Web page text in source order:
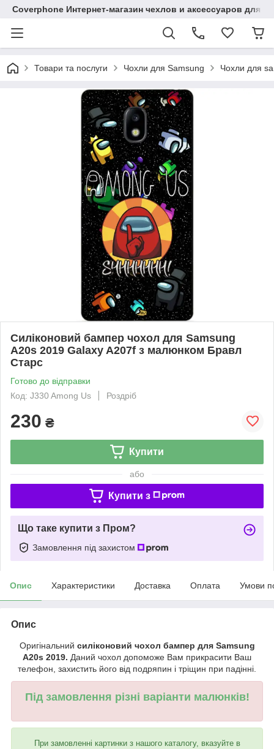
Coverphone Интернет-магазин чехлов и аксессуаров для
Товари та послуги Чохли для Samsung Чохли для
Силіконовий бампер чохол для Samsung
A20s 2019 Galaxy A207f з малюнком Бравл
Старс
Готово до відправки
Код: J330 Among Us
Роздріб
230 ₴
Купити
або
Купити з
Що таке купити з Пром?
Замовлення під захистом
Опис Характеристики Доставка Оплата Умови
Опис
Оригінальний силіконовий чохол бампер для Samsung
A20s 2019. Даний чохол допоможе Вам прикрасити Ваш
телефон, захистить його від подряпин і тріщин при падінні.
Під замовлення різні варіанти малюнків!
При замовленні картинки з нашого каталогу, вказуйте в